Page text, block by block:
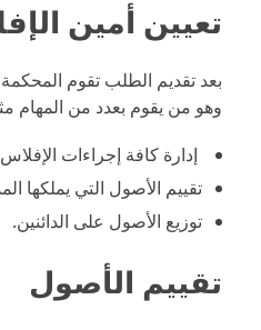
تعيين أمين
بعد تقديم الطلب تقوم
وهو من يقوم بعدد من المهام
إدارة كافة إجراءات
تقييم الأصول التي يملكها
توزيع الأصول على الدائنين.
تقييم الأصول